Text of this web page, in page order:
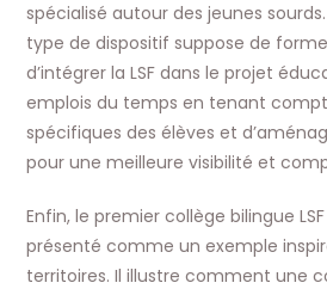
spécialisé autour des jeunes
type de dispositif suppose de
d’intégrer la LSF dans le projet
emplois du temps en tenant
spécifiques des élèves et
pour une meilleure visibilité et
Enfin, le premier collège bilingue
présenté comme un exemple
territoires. Il illustre comment une